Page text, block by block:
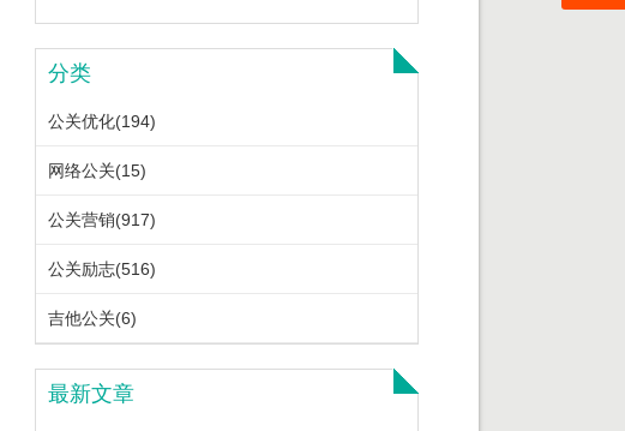
分类
公关优化(194)
网络公关(15)
公关营销(917)
公关励志(516)
吉他公关(6)
最新文章